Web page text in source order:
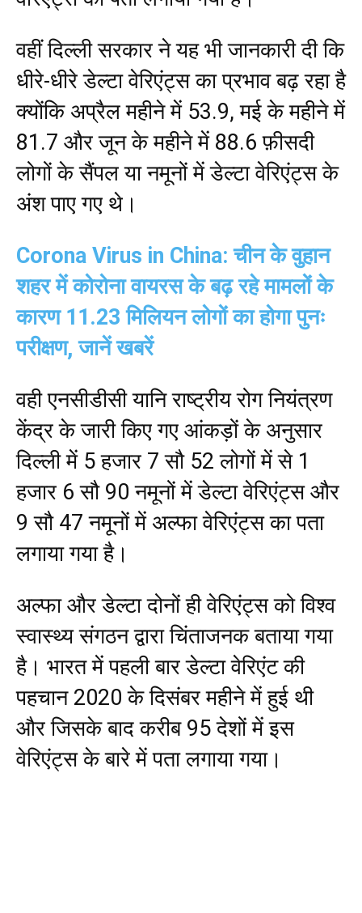
वहीं दिल्ली सरकार ने यह भी जानकारी दी कि
धीरे-धीरे डेल्टा वेरिएंट्स का प्रभाव बढ़ रहा है
क्योंकि अप्रैल महीने में 53.9, मई के महीने में
81.7 और जून के महीने में 88.6 फ़ीसदी
लोगों के सैंपल या नमूनों में डेल्टा वेरिएंट्स के
अंश पाए गए थे।
Corona Virus in China: चीन के वुहान
शहर में कोरोना वायरस के बढ़ रहे मामलों के
कारण 11.23 मिलियन लोगों का होगा पुनः
परीक्षण, जानें खबरें
वही एनसीडीसी यानि राष्ट्रीय रोग नियंत्रण
केंद्र के जारी किए गए आंकड़ों के अनुसार
दिल्ली में 5 हजार 7 सौ 52 लोगों में से 1
हजार 6 सौ 90 नमूनों में डेल्टा वेरिएंट्स और
9 सौ 47 नमूनों में अल्फा वेरिएंट्स का पता
लगाया गया है।
अल्फा और डेल्टा दोनों ही वेरिएंट्स को विश्व
स्वास्थ्य संगठन द्वारा चिंताजनक बताया गया
है। भारत में पहली बार डेल्टा वेरिएंट की
पहचान 2020 के दिसंबर महीने में हुई थी
और जिसके बाद करीब 95 देशों में इस
वेरिएंट्स के बारे में पता लगाया गया।